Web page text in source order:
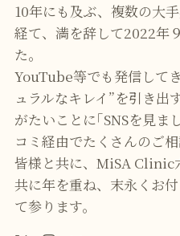
10年にも及ぶ、複数の大
経て、満を辞して2022年
た。
YouTube等でも発信して
ュラルなキレイ”を引き出
がたいことに｢SNSを見ま
コミ経由でたくさんのご
皆様と共に、MiSA Clinic
共に年を重ね、末永くお
て参ります。